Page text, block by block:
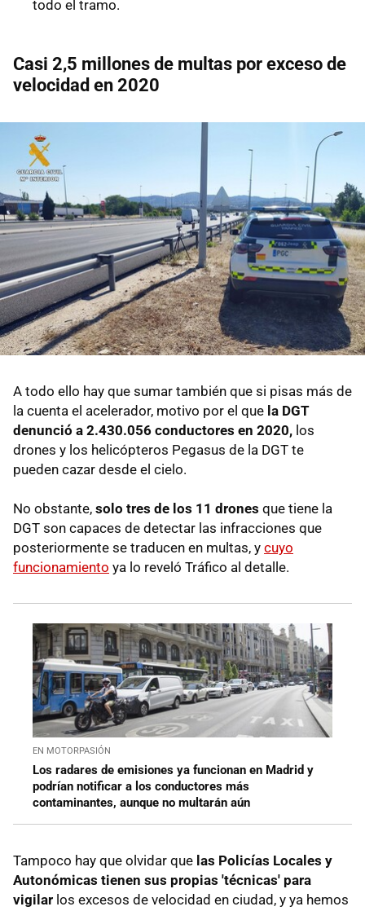
todo el tramo.
Casi 2,5 millones de multas por exceso de
velocidad en 2020
A todo ello hay que sumar también que si pisas más de
la cuenta el acelerador, motivo por el que la DGT
denunció a 2.430.056 conductores en 2020, los
drones y los helicópteros Pegasus de la DGT te
pueden cazar desde el cielo.
No obstante, solo tres de los 11 drones que tiene la
DGT son capaces de detectar las infracciones que
posteriormente se traducen en multas, y cuyo
funcionamiento ya lo reveló Tráfico al detalle.
EN MOTORPASIÓN
Los radares de emisiones ya funcionan en Madrid y
podrían notificar a los conductores más
contaminantes, aunque no multarán aún
Tampoco hay que olvidar que las Policías Locales y
Autonómicas tienen sus propias 'técnicas' para
vigilar los excesos de velocidad en ciudad, y ya hemos